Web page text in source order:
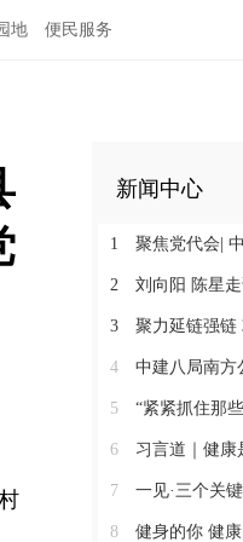
地 便民服务
新闻中心
1 聚焦党代会| 中国共产党沅陵县
2 刘向阳 陈星走访慰
3 聚力延链强链 攻坚提质
4 中建八局南方公司来沅
5 “紧紧抓住那些惠及面广、牵
6 习言道｜健康
7 一见·三个关键
8 健身的你 健